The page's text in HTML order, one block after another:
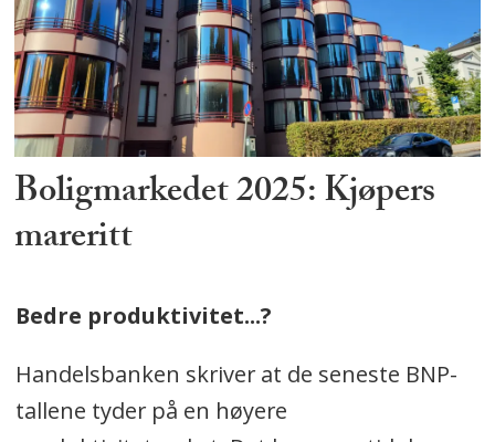
Boligmarkedet 2025: Kjøpers
mareritt
Bedre produktivitet...?
Handelsbanken skriver at de seneste BNP-
tallene tyder på en høyere